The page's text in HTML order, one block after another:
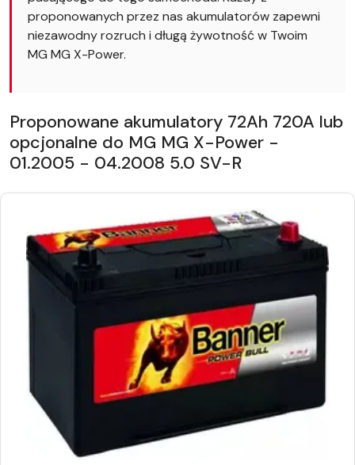
proponowanych przez nas akumulatorów zapewni
niezawodny rozruch i długą żywotność w Twoim
MG MG X-Power.
Proponowane akumulatory 72Ah 720A lub
opcjonalne do MG MG X-Power -
01.2005 - 04.2008 5.0 SV-R